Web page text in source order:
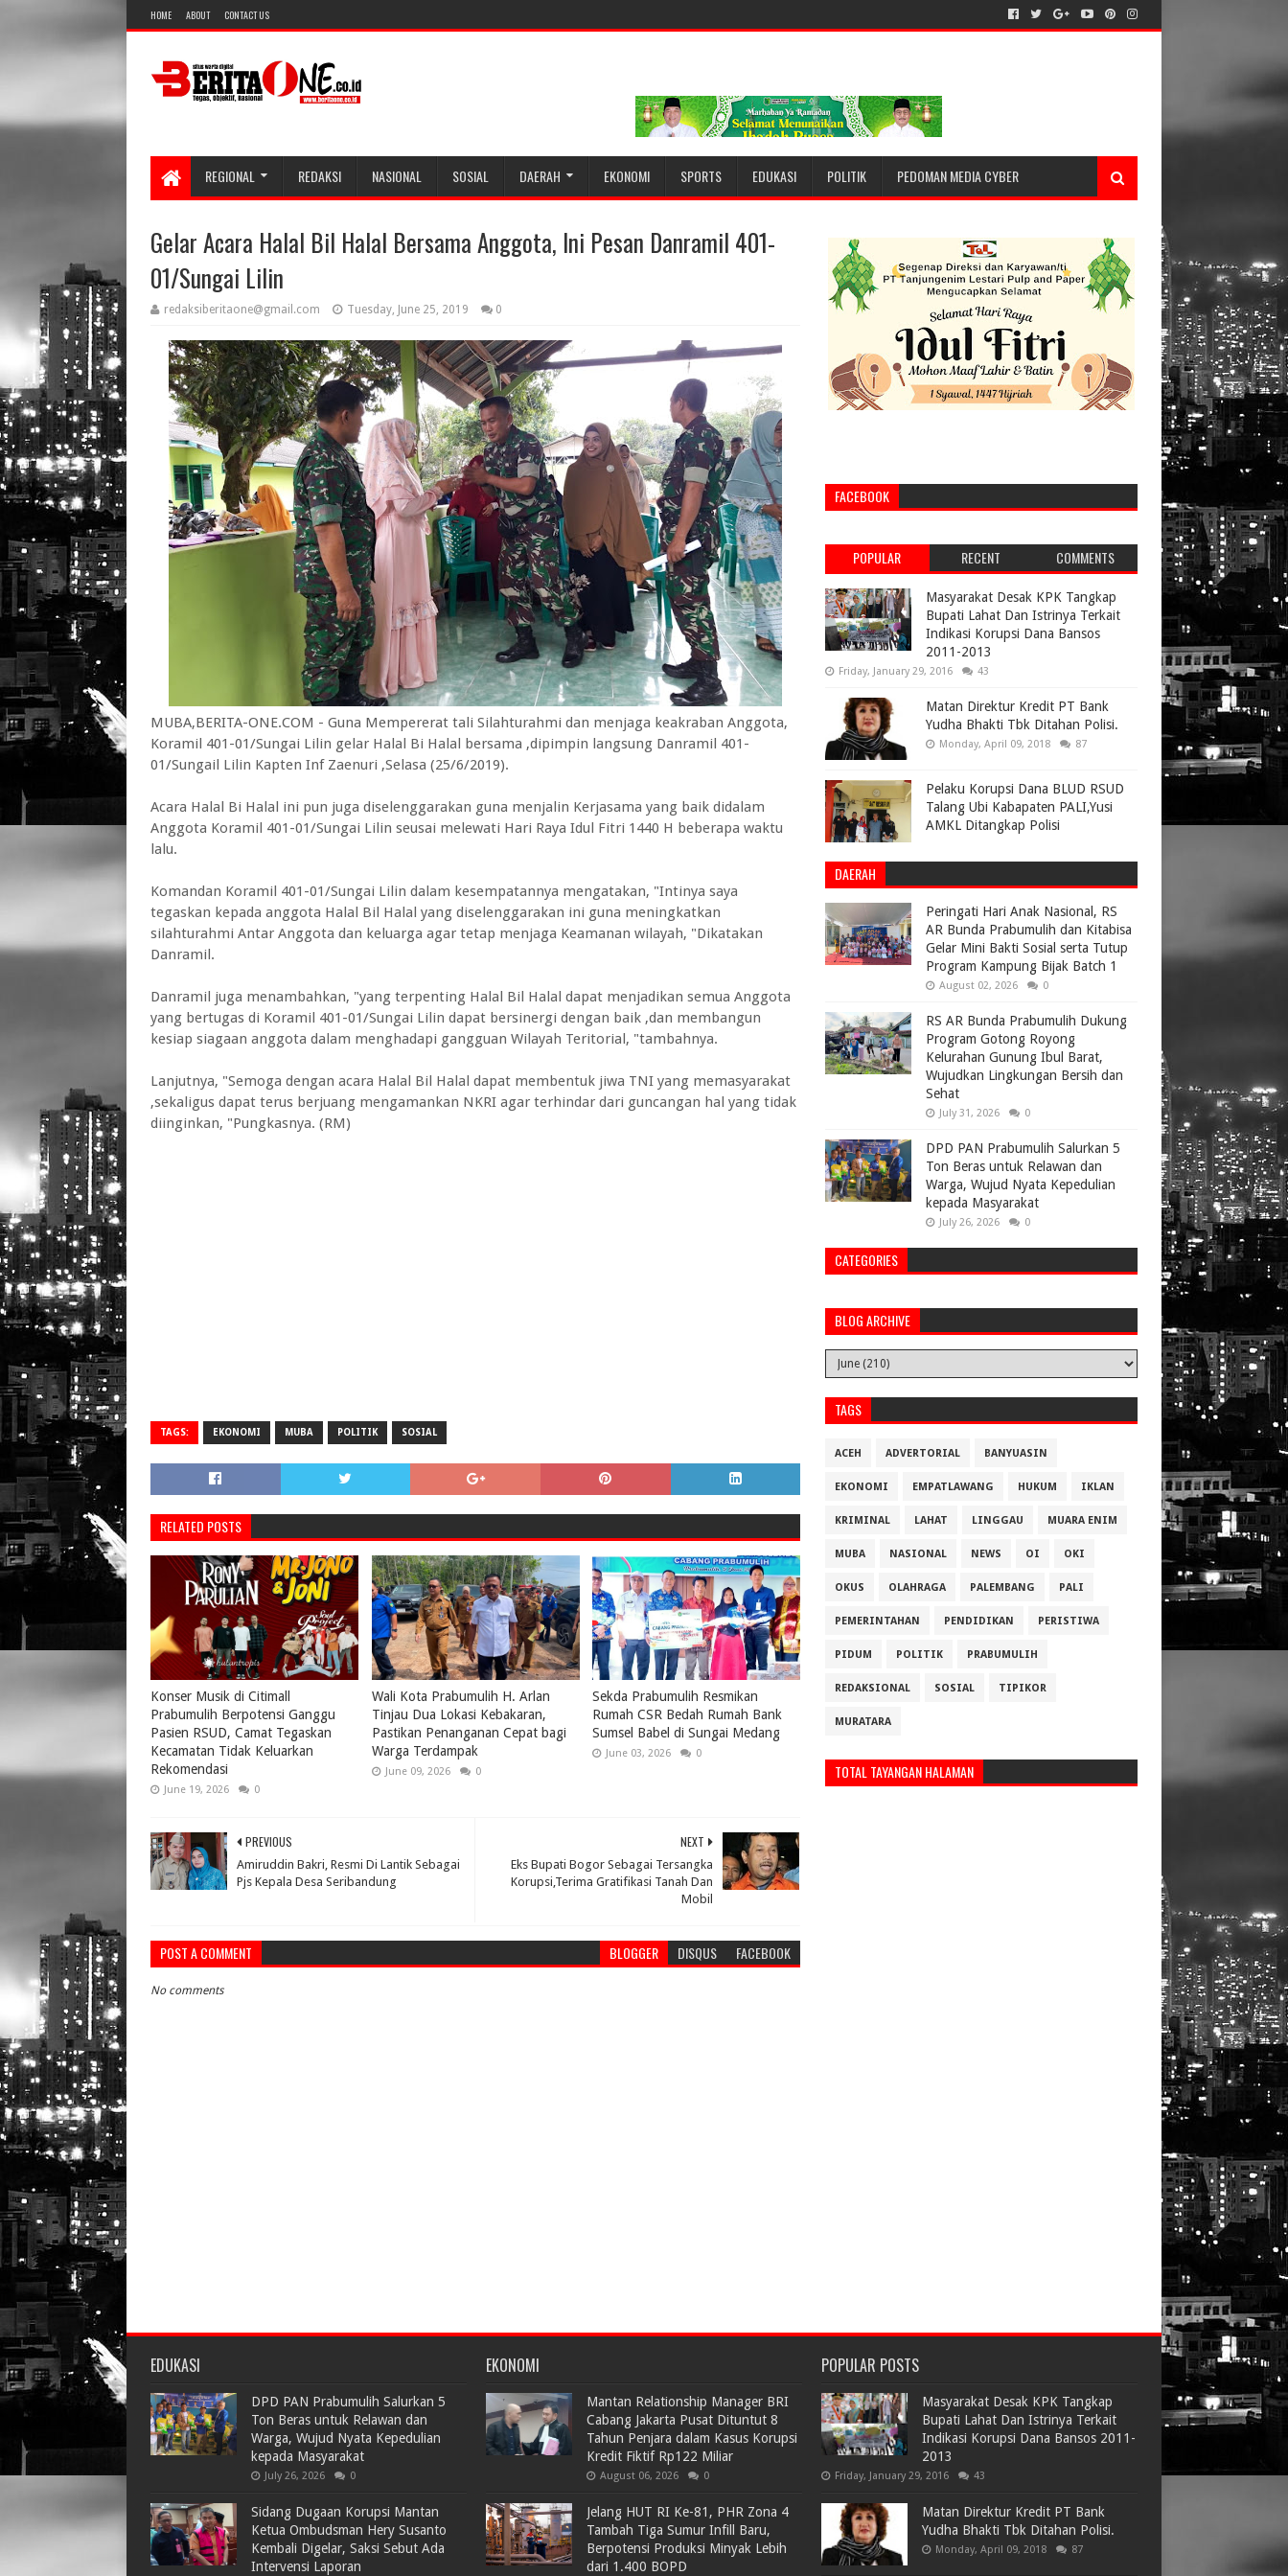
HOME ABOUT CONTACT US
REGIONAL REDAKSI NASIONAL SOSIAL DAERAH EKONOMI SPORTS EDUKASI POLITIK PEDOMAN MEDIA CYBER
Gelar Acara Halal Bil Halal Bersama Anggota, Ini Pesan Danramil 401-
01/Sungai Lilin
redaksiberitaone@gmail.com Tuesday, June 25, 2019 0
MUBA,BERITA-ONE.COM - Guna Mempererat tali Silahturahmi dan menjaga keakraban Anggota,
Koramil 401-01/Sungai Lilin gelar Halal Bi Halal bersama ,dipimpin langsung Danramil 401-
01/Sungail Lilin Kapten Inf Zaenuri ,Selasa (25/6/2019).
Acara Halal Bi Halal ini pun juga diselenggarakan guna menjalin Kerjasama yang baik didalam
Anggota Koramil 401-01/Sungai Lilin seusai melewati Hari Raya Idul Fitri 1440 H beberapa waktu
lalu.
Komandan Koramil 401-01/Sungai Lilin dalam kesempatannya mengatakan, "Intinya saya
tegaskan kepada anggota Halal Bil Halal yang diselenggarakan ini guna meningkatkan
silahturahmi Antar Anggota dan keluarga agar tetap menjaga Keamanan wilayah, "Dikatakan
Danramil.
Danramil juga menambahkan, "yang terpenting Halal Bil Halal dapat menjadikan semua Anggota
yang bertugas di Koramil 401-01/Sungai Lilin dapat bersinergi dengan baik ,dan membangun
kesiap siagaan anggota dalam menghadapi gangguan Wilayah Teritorial, "tambahnya.
Lanjutnya, "Semoga dengan acara Halal Bil Halal dapat membentuk jiwa TNI yang memasyarakat
,sekaligus dapat terus berjuang mengamankan NKRI agar terhindar dari guncangan hal yang tidak
diinginkan, "Pungkasnya. (RM)
TAGS: EKONOMI MUBA POLITIK SOSIAL
RELATED POSTS
Konser Musik di Citimall
Prabumulih Berpotensi Ganggu
Pasien RSUD, Camat Tegaskan
Kecamatan Tidak Keluarkan
Rekomendasi
June 19, 2026 0
Wali Kota Prabumulih H. Arlan
Tinjau Dua Lokasi Kebakaran,
Pastikan Penanganan Cepat bagi
Warga Terdampak
June 09, 2026 0
Sekda Prabumulih Resmikan
Rumah CSR Bedah Rumah Bank
Sumsel Babel di Sungai Medang
June 03, 2026 0
NEXT
Eks Bupati Bogor Sebagai Tersangka
Korupsi,Terima Gratifikasi Tanah Dan
Mobil
PREVIOUS
Amiruddin Bakri, Resmi Di Lantik Sebagai
Pjs Kepala Desa Seribandung
POST A COMMENT BLOGGER DISQUS FACEBOOK
No comments
FACEBOOK
POPULAR RECENT COMMENTS
Masyarakat Desak KPK Tangkap
Bupati Lahat Dan Istrinya Terkait
Indikasi Korupsi Dana Bansos
2011-2013
Friday, January 29, 2016 43
Matan Direktur Kredit PT Bank
Yudha Bhakti Tbk Ditahan Polisi.
Monday, April 09, 2018 87
Pelaku Korupsi Dana BLUD RSUD
Talang Ubi Kabapaten PALI,Yusi
AMKL Ditangkap Polisi
DAERAH
Peringati Hari Anak Nasional, RS
AR Bunda Prabumulih dan Kitabisa
Gelar Mini Bakti Sosial serta Tutup
Program Kampung Bijak Batch 1
August 02, 2026 0
RS AR Bunda Prabumulih Dukung
Program Gotong Royong
Kelurahan Gunung Ibul Barat,
Wujudkan Lingkungan Bersih dan
Sehat
July 31, 2026 0
DPD PAN Prabumulih Salurkan 5
Ton Beras untuk Relawan dan
Warga, Wujud Nyata Kepedulian
kepada Masyarakat
July 26, 2026 0
CATEGORIES
BLOG ARCHIVE
TAGS
ACEH ADVERTORIAL BANYUASIN
EKONOMI EMPATLAWANG HUKUM IKLAN
KRIMINAL LAHAT LINGGAU MUARA ENIM
MUBA NASIONAL NEWS OI OKI
OKUS OLAHRAGA PALEMBANG PALI
PEMERINTAHAN PENDIDIKAN PERISTIWA
PIDUM POLITIK PRABUMULIH
REDAKSIONAL SOSIAL TIPIKOR
MURATARA
TOTAL TAYANGAN HALAMAN
EDUKASI
DPD PAN Prabumulih Salurkan 5
Ton Beras untuk Relawan dan
Warga, Wujud Nyata Kepedulian
kepada Masyarakat
July 26, 2026 0
Sidang Dugaan Korupsi Mantan
Ketua Ombudsman Hery Susanto
Kembali Digelar, Saksi Sebut Ada
Intervensi Laporan
EKONOMI
Mantan Relationship Manager BRI
Cabang Jakarta Pusat Dituntut 8
Tahun Penjara dalam Kasus Korupsi
Kredit Fiktif Rp122 Miliar
August 06, 2026 0
Jelang HUT RI Ke-81, PHR Zona 4
Tambah Tiga Sumur Infill Baru,
Berpotensi Produksi Minyak Lebih
dari 1.400 BOPD
POPULAR POSTS
Masyarakat Desak KPK Tangkap
Bupati Lahat Dan Istrinya Terkait
Indikasi Korupsi Dana Bansos 2011-
2013
Friday, January 29, 2016 43
Matan Direktur Kredit PT Bank
Yudha Bhakti Tbk Ditahan Polisi.
Monday, April 09, 2018 87